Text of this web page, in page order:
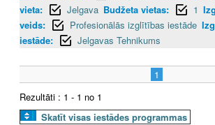
vieta:
Jelgava Budžeta vietas: 1
veids:
Profesionālās izglītības iestāde
iestāde:
Jelgavas Tehnikums
1
Rezultāti : 1 - 1 no 1
Skatīt visas iestādes programmas